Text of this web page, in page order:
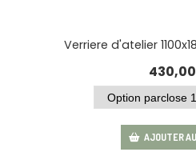
Verriere d'atelier
430,00
AJOUTER